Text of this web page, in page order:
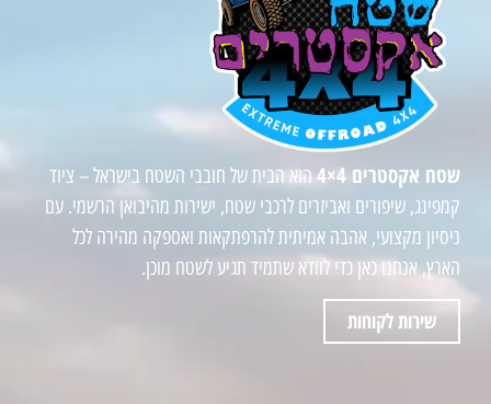
שטח אקסטרים 4×4
הוא הבית של חובבי השטח בישראל – ציוד
קמפינג, שיפורים ואביזרים לרכבי שטח, ישירות מהיבואן הרשמי. עם
ניסיון מקצועי, אהבה אמיתית להרפתקאות ואספקה מהירה לכל
הארץ, אנחנו כאן כדי לוודא שתמיד תגיע לשטח מוכן.
שירות לקוחות